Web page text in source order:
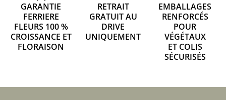
GARANTIE
FERRIERE
FLEURS 100 %
CROISSANCE ET
FLORAISON
RETRAIT
GRATUIT AU
DRIVE
UNIQUEMENT
EMBALLAGES
RENFORCÉS
POUR
VÉGÉTAUX
ET COLIS
SÉCURISÉS